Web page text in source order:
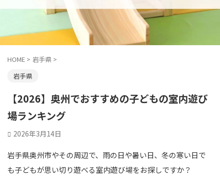
HOME > 岩手県 >
岩手県
【2026】奥州でおすすめの子どもの室内遊び
場ランキング
2026年3月14日
岩手県奥州市やその周辺で、雨の日や暑い日、冬の寒い日で
も子どもが思い切り遊べる室内遊び場をお探しですか？